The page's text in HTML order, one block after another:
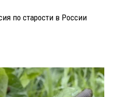
по старости в России